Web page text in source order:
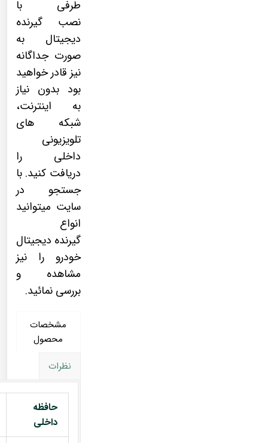
طرفی با
نصب گیرنده
دیجیتال به
صورت جداگانه
نیز قادر خواهید
بود بدون نیاز
به اینترنت،
شبکه های
تلویزیونی
داخلی را
دریافت کنید. با
جستجو در
سایت میتوانید
انواع
گیرنده دیجیتال
خودرو را نیز
مشاهده و
بررسی نمائید.
مشخصات
محصول
نظرات
حافظه
داخلی